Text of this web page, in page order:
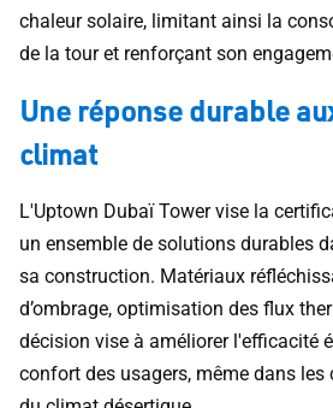
chaleur solaire, limitant ainsi la
de la tour et renforçant son
Une réponse durable
climat
L'Uptown Dubaï Tower vise la
un ensemble de solutions durables
sa construction. Matériaux
d’ombrage, optimisation des flux
décision vise à améliorer l'efficacité
confort des usagers, même dans